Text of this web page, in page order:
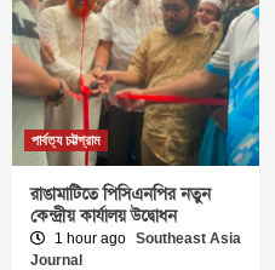
পার্বত্য চট্টগ্রাম
রাঙামাটিতে পিসিএনপির নতুন
কেন্দ্রীয় কার্যালয় উদ্বোধন
1 hour ago Southeast Asia
Journal